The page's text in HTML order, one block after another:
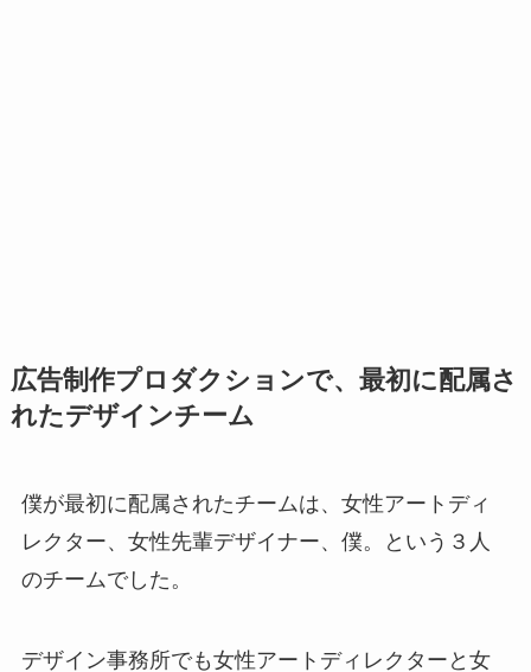
広告制作プロダクションで、最初に配属さ
れたデザインチーム
僕が最初に配属されたチームは、女性アートディ
レクター、女性先輩デザイナー、僕。という３人
のチームでした。
デザイン事務所でも女性アートディレクターと女